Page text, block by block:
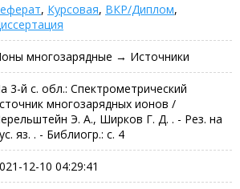
, Курсовая, ВКР/Диплом,
многозарядные → Источники
3-й с. обл.: Спектрометрический
многозарядных ионов /
Э. А., Ширков Г. Д. . - Рез. на
яз. . - Библиогр.: с. 4
12-10 04:29:41